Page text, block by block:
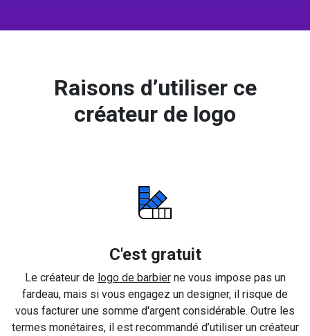
Raisons d’utiliser ce
créateur de logo
C'est gratuit
Le créateur de logo de barbierne vous impose pas un
fardeau, mais si vous engagez un designer, il risque de
vous facturer une somme d'argent considérable. Outre les
termes monétaires, il est recommandé d’utiliser un créateur